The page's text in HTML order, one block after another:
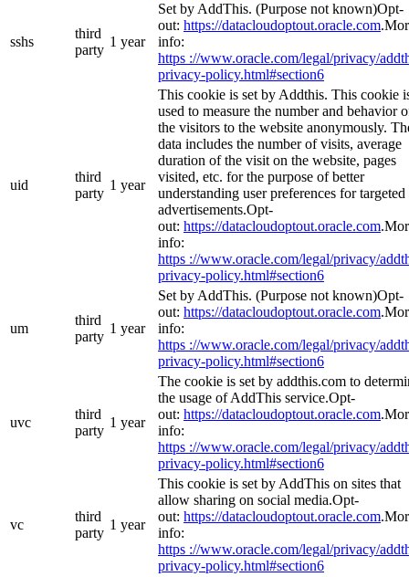
sshs
third
party
1 year
Set by AddThis. (Purpose not known)Opt-
out: https://datacloudoptout.oracle.com
info:
https ://www.oracle.com/legal/privacy/
privacy-policy.html#section6
uid
third
party
1 year
This cookie is set by Addthis. This cookie
used to measure the number and behavior
the visitors to the website anonymously.
data includes the number of visits, average
duration of the visit on the website, pages
visited, etc. for the purpose of better
understanding user preferences for targeted
advertisements.Opt-
out: https://datacloudoptout.oracle.com
info:
https ://www.oracle.com/legal/privacy/
privacy-policy.html#section6
um
third
party
1 year
Set by AddThis. (Purpose not known)Opt-
out: https://datacloudoptout.oracle.com
info:
https ://www.oracle.com/legal/privacy/
privacy-policy.html#section6
uvc
third
party
1 year
The cookie is set by addthis.com to
the usage of AddThis service.Opt-
out: https://datacloudoptout.oracle.com
info:
https ://www.oracle.com/legal/privacy/
privacy-policy.html#section6
vc
third
party
1 year
This cookie is set by AddThis on sites that
allow sharing on social media.Opt-
out: https://datacloudoptout.oracle.com
info:
https ://www.oracle.com/legal/privacy/
privacy-policy.html#section6